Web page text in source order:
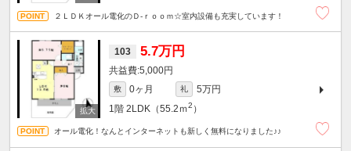
２ＬＤＫオール電化のＤ-ｒｏｏｍ☆室内設備も充実しています！
103 5.7万円
5,000円
敷 0ヶ月 礼
5万円
1階 2LDK（55.2ｍ2 ）
オール電化！なんとインターネットも新しく無料になりました♪♪